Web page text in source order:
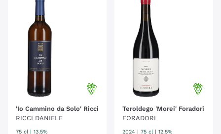
'Io Cammino da Solo' Ricci
RICCI DANIELE
75 cl | 13.5%
Teroldego 'Morei' Foradori
FORADORI
2024 | 75 cl | 12.5%